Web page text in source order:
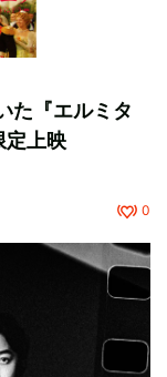
た『エルミタ
定上映
0